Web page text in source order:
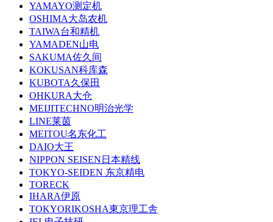
YAMAYO测定机
OSHIMA大岛农机
TAIWA台和精机
YAMADEN山电
SAKUMA佐久间
KOKUSAN科库森
KUBOTA久保田
OHKURA大仓
MEIJITECHNO明治光学
LINE莱茵
MEITOU名东化工
DAIO大王
NIPPON SEISEN日本精线
TOKYO-SEIDEN 东京精电
TORECK
IHARA伊原
TOKYORIKOSHA東京理工舎